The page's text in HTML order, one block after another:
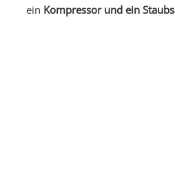
ein Kompressor und ein